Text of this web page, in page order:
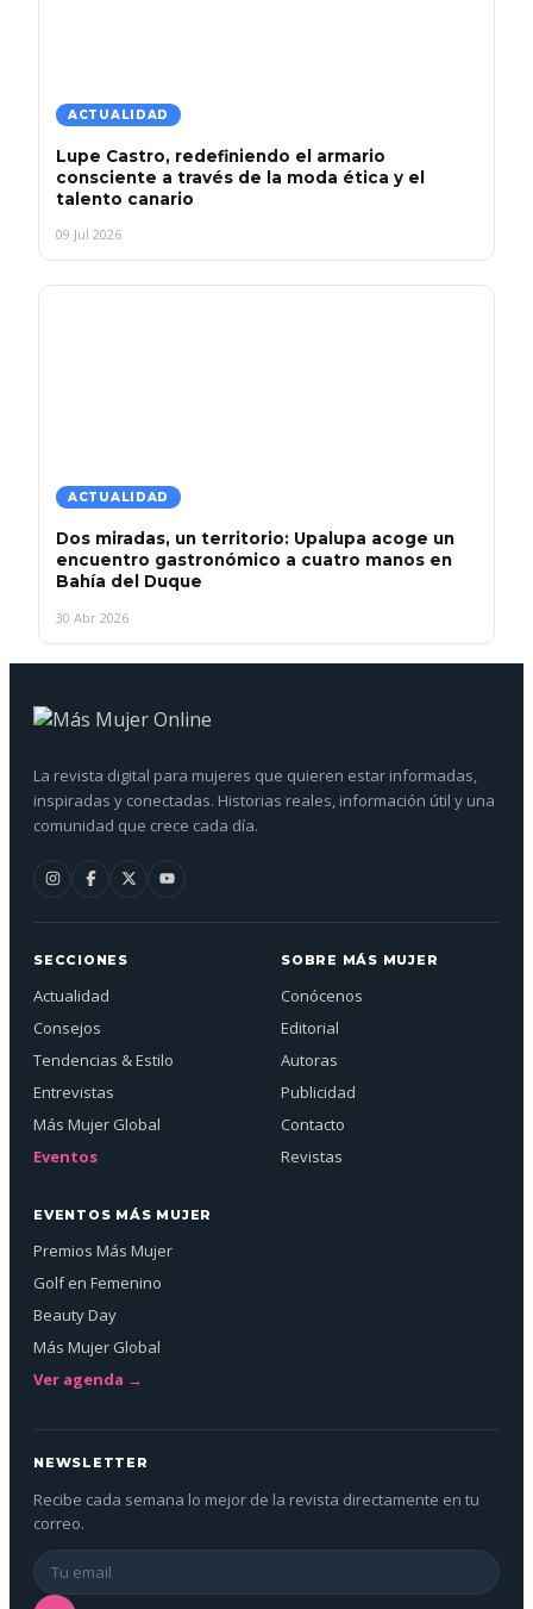
ACTUALIDAD
Lupe Castro, redefiniendo el armario
consciente a través de la moda ética y el
talento canario
09 Jul 2026
ACTUALIDAD
Dos miradas, un territorio: Upalupa acoge un
encuentro gastronómico a cuatro manos en
Bahía del Duque
30 Abr 2026
La revista digital para mujeres que quieren estar informadas,
inspiradas y conectadas. Historias reales, información útil y una
comunidad que crece cada día.
SECCIONES
Actualidad
Consejos
Tendencias & Estilo
Entrevistas
Más Mujer Global
Eventos
SOBRE MÁS MUJER
Conócenos
Editorial
Autoras
Publicidad
Contacto
Revistas
EVENTOS MÁS MUJER
Premios Más Mujer
Golf en Femenino
Beauty Day
Más Mujer Global
Ver agenda →
NEWSLETTER
Recibe cada semana lo mejor de la revista directamente en tu
correo.